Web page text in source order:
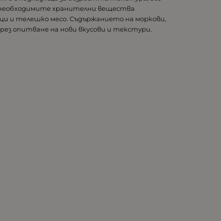
хранителни вещества
и телешко месо. Съдържанието на моркови,
опитване на нови вкусови и текстури.